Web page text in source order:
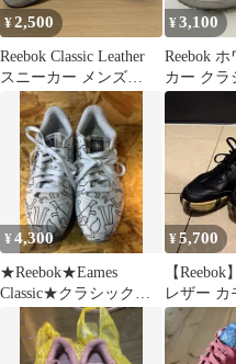
¥2,500
Reebok Classic Leather
スニーカー メンズ
23cm
¥3,100
Reebok
カー クラ
ー 29.0cm
¥4,300
★Reebok★Eames
Classic★クラシックレ
ザー★GY6393★
¥5,700
【
レザー カ
ンズ ブ